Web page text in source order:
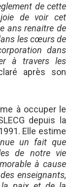
de cette
de voir cet
ans renaitre de
les cœurs de
dans
à travers les
après son
à occuper le
depuis la
Elle estime
un fait que
de notre vie
à cause
enseignants,